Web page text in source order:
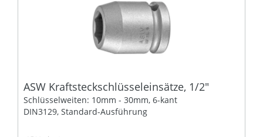
ASW Kraftsteckschlüsseleinsätze, 1/2"
Schlüsselweiten: 10mm - 30mm, 6-kant
DIN3129, Standard-Ausführung